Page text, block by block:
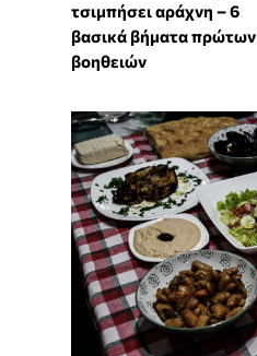
τσιμπήσει αράχνη – 6
βασικά βήματα πρώτων
βοηθειών